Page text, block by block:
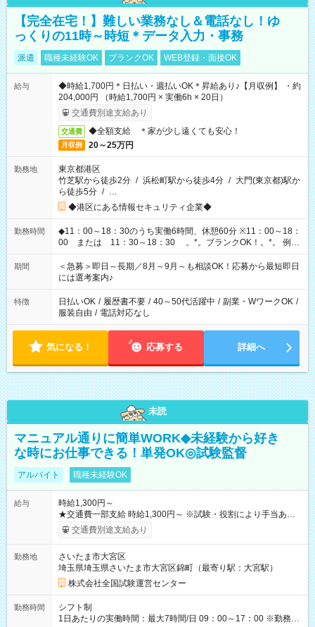
【完全在宅！】難しい業務なし＆電話なし！ゆ
っくりの11時～時短＊データ入力・事務
派遣 職種未経験OK ブランクOK WEB登録・面接OK
給与
◆時給1,700円＊日払い・週払いOK＊昇給あり♪【月収例】 ・約
204,000円 （時給1,700円 × 実働6h × 20日）
交通費別途支給あり
交通費 ◆全額支給 ＊家が少し遠くても安心！
月収例 20～25万円
勤務地
東京都港区
竹芝駅から徒歩2分 / 浜松町駅から徒歩4分 / 大門(東京都)駅か
ら徒歩5分 / …
◆港区にある情報セキュリティ企業◆
勤務時間
◆11：00～18：30のうち実働6時間、休憩60分 ※11：00～18：
00 または 11：30～18：30 。*。ブランクOK！。*。 例え
ば前職が、 在宅/財団法人/事務/コールセンター/受付/販売/カフェ
スタッフ スイーツ販売/ホテルフロント/化粧品販売/など 様々な
業界から入社して活躍されています♪
期間
＜急募＞即日～長期／8月～9月～も相談OK！応募から最短即日
には選考案内♪
特徴 日払いOK / 履歴書不要 / 40～50代活躍中 / 副業・WワークOK /
服装自由 / 電話対応なし
気になる！ 応募する 詳細へ
未読
マニュアル通りに簡単WORK◆未経験から好き
な時にお仕事できる！単発OK◎試験監督
アルバイト 職種未経験OK
給与
時給1,300円～
★交通費一部支給 時給1,300円～ ※試験・役割により手当あり
※勤務回数により昇給あり 【即給（前払い）オプションあ
り！】 希望される場合、勤務から1週間ほどで給与の一部を受け
例】 ・河合塾模擬試験 8:30～17:30（休憩1時間） 時給1,300円
×8時間＝日収10,400円＋交通費 ※当日の役割により時給＋100
円の場合あり ・国家試験 7:00～13:30（休憩なし） 時給1,300
円（役割手当＋100円）×6時間＝日収8,400円＋交通費 【試用期
間】試用期間なし
交通費別途支給あり
勤務地
さいたま市大宮区
埼玉県埼玉県さいたま市大宮区錦町（最寄り駅：大宮駅）
株式会社全国試験運営センター
勤務時間
シフト制
1日あたりの実働時間：最大7時間/日 09：00～17：00 ※勤務時